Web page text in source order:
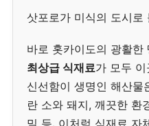
삿포로가 미식의 도시로
바로 홋카이도의 광활한
최상급 식재료가 모두
신선함이 생명인 해산물
란 소와 돼지, 깨끗한 환